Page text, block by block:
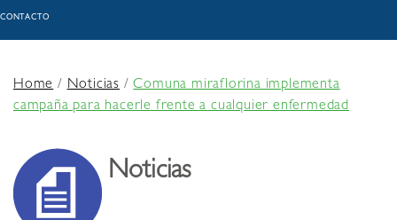
CONTACTO
Home/Noticias /Comuna miraflorina implementa
campaña para hacerle frente a cualquier enfermedad
Noticias